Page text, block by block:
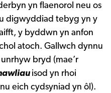
yn flaenorol neu os
digwyddiad tebyg yn y
y byddwn yn anfon
atoch. Gallwch dynnu
bryd (mae’r
isod yn rhoi
eich cydsyniad yn ôl).